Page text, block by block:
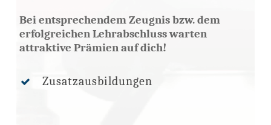
Bei entsprechendem Zeugnis bzw. dem
erfolgreichen Lehrabschluss warten
attraktive Prämien auf dich!
Zusatzausbildungen